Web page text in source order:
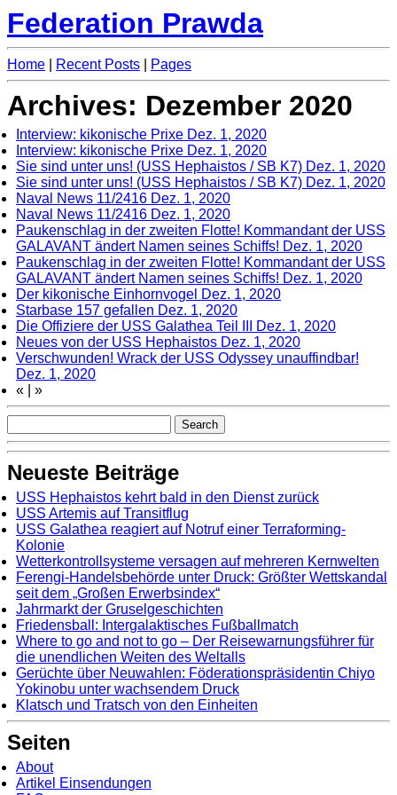
Federation Prawda
Home Recent Posts Pages
Archives: Dezember 2020
Interview: kikonische Prixe Dez. 1, 2020
Interview: kikonische Prixe Dez. 1, 2020
Sie sind unter uns! (USS Hephaistos / SB K7) Dez. 1, 2020
Sie sind unter uns! (USS Hephaistos / SB K7) Dez. 1, 2020
Naval News 11/2416 Dez. 1, 2020
Naval News 11/2416 Dez. 1, 2020
Paukenschlag in der zweiten Flotte! Kommandant der USS
GALAVANT ändert Namen seines Schiffs! Dez. 1, 2020
Paukenschlag in der zweiten Flotte! Kommandant der USS
GALAVANT ändert Namen seines Schiffs! Dez. 1, 2020
Der kikonische Einhornvogel Dez. 1, 2020
Starbase 157 gefallen Dez. 1, 2020
Die Offiziere der USS Galathea Teil III
Dez. 1, 2020
Neues von der USS Hephaistos Dez. 1, 2020
Verschwunden! Wrack der USS Odyssey unauffindbar!
Dez. 1, 2020
«
»
Neueste Beiträge
USS Hephaistos kehrt bald in den Dienst zurück
USS Artemis auf Transitflug
USS Galathea reagiert auf Notruf einer Terraforming-
Kolonie
Wetterkontrollsysteme versagen auf mehreren Kernwelten
Ferengi-Handelsbehörde unter Druck: Größter Wettskandal
seit dem „Großen Erwerbsindex“
Jahrmarkt der Gruselgeschichten
Friedensball: Intergalaktisches Fußballmatch
Where to go and not to go – Der Reisewarnungsführer für
die unendlichen Weiten des Weltalls
Gerüchte über Neuwahlen: Föderationspräsidentin Chiyo
Yokinobu unter wachsendem Druck
Klatsch und Tratsch von den Einheiten
Seiten
About
Artikel Einsendungen